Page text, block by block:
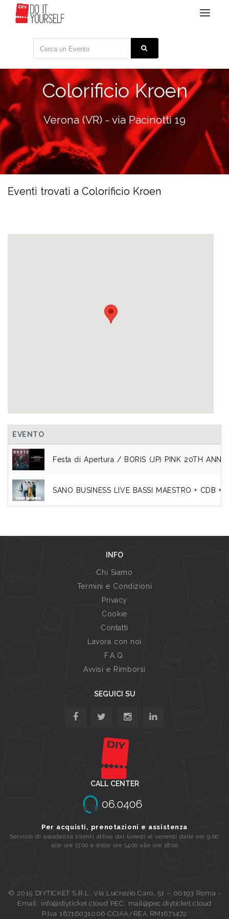
Toggle
Colorificio Kroen
Verona (VR) - via Pacinotti 19
Eventi trovati a Colorificio Kroen
EVENTO
Festa di Apertura / BORIS (JP) PINK 20TH
SANO BUSINESS LIVE BASSI MAESTRO + CDB +
INFO
Chi Siamo
Termini e Condizioni
Privacy
Cookie
Contatti
Lavora con noi
F.A.Q.
Avvisi e Rimborsi
SEGUICI SU
CALL CENTER
Per acquisti, prenotazioni e assistenza
Servizio di assistenza clienti attivo dal lunedi al venerdi dalle ore 9:00
alle ore 13:00 e dalle ore 14:00 alle ore 18:00
© 2015 DIYTICKET S.R.L. Via Lucrezio Caro, 51 – 00193 Roma -
Email: info@diyticket.cloud PEC: mail@pec.diyticket.cloud
P.Iva 16716031006 CCIAA/REA RM1671472